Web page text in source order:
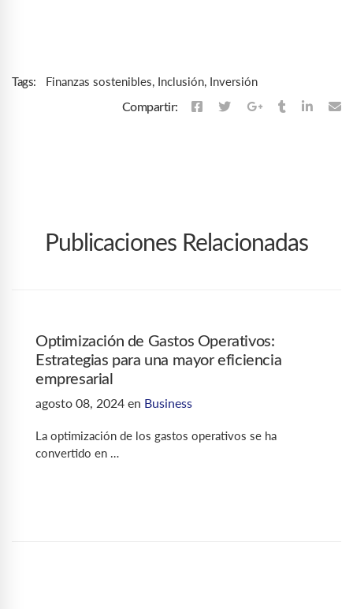
Tags: Finanzas sostenibles, Inclusión, Inversión
Compartir:
Publicaciones Relacionadas
Optimización de Gastos Operativos:
Estrategias para una mayor eficiencia
empresarial
agosto 08, 2024 en Business
La optimización de los gastos operativos se ha
convertido en …